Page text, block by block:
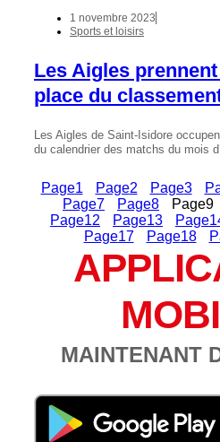
1 novembre 2023
Sports et loisirs
Les Aigles
place du
Les Aigles de Saint-Isidore
du calendrier des matchs du mois
Page1 Page2 Page3
Page7 Page8 Page9
Page12 Page13 Page
Page17 Page18
MAINTENANT